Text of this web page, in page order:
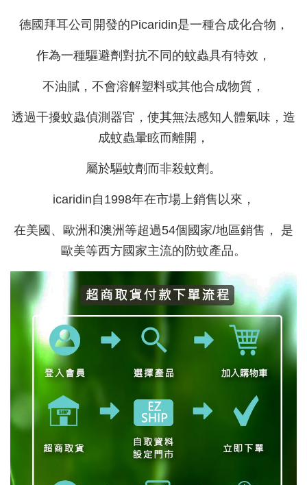
德國拜耳公司開發的Picaridin是一種合成化合物，
作為一種驅避劑對抗不同的蚊蟲具有特效，
不油膩，不會溶解塑料或其他合成物質，
透過干擾蚊蟲偵測器官，使其無法感知人體氣味，造
成蚊蟲暈眩而離開，
屬於驅蚊劑而非殺蚊劑。
icaridin自1998年在市場上銷售以來，
在美國、歐洲和澳洲等超過54個國家/地區銷售， 是
歐美等西方國家主流的防蚊產品。